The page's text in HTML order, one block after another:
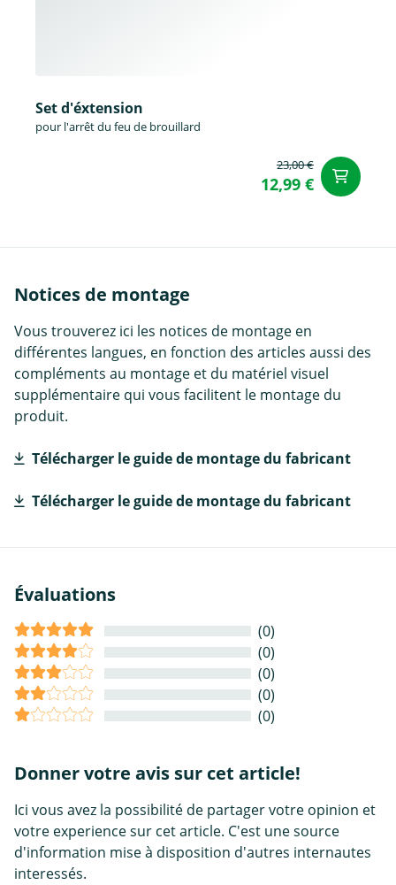
Set d'éxtension
pour l'arrêt du feu de brouillard
23,00 €
12,99 €
Notices de montage
Vous trouverez ici les notices de montage en
différentes langues, en fonction des articles aussi des
compléments au montage et du matériel visuel
supplémentaire qui vous facilitent le montage du
produit.
Télécharger le guide de montage du fabricant
Télécharger le guide de montage du fabricant
Évaluations
(0)
(0)
(0)
(0)
(0)
Donner votre avis sur cet article!
Ici vous avez la possibilité de partager votre opinion et
votre experience sur cet article. C'est une source
d'information mise à disposition d'autres internautes
interessés.